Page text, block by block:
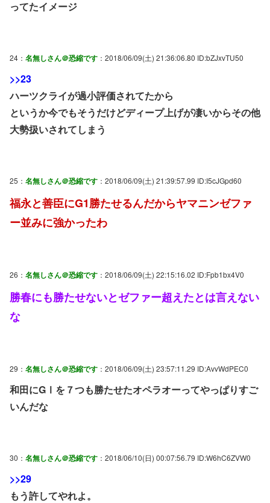
ってたイメージ
24： 名無しさん＠恐縮です ：2018/06/09(土) 21:36:06.80 ID:bZJxvTU50
>>23
ハーツクライが過小評価されてたから
というか今でもそうだけどディープ上げが凄いからその他
大勢扱いされてしまう
25： 名無しさん＠恐縮です ：2018/06/09(土) 21:39:57.99 ID:I5cJGpd60
福永と善臣にG1勝たせるんだからヤマニンゼファ
ー並みに強かったわ
26： 名無しさん＠恐縮です ：2018/06/09(土) 22:15:16.02 ID:Fpb1bx4V0
勝春にも勝たせないとゼファー超えたとは言えない
な
29： 名無しさん＠恐縮です ：2018/06/09(土) 23:57:11.29 ID:AvvWdPEC0
和田にGⅠを７つも勝たせたオペラオーってやっぱりすご
いんだな
30： 名無しさん＠恐縮です ：2018/06/10(日) 00:07:56.79 ID:W6hC6ZVW0
>>29
もう許してやれよ。